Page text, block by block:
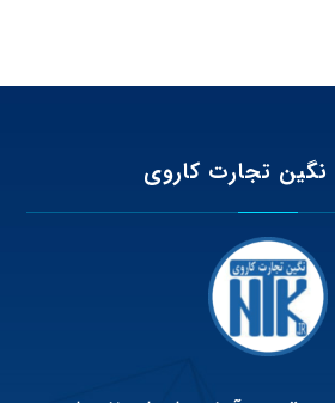
تجارت کاروی